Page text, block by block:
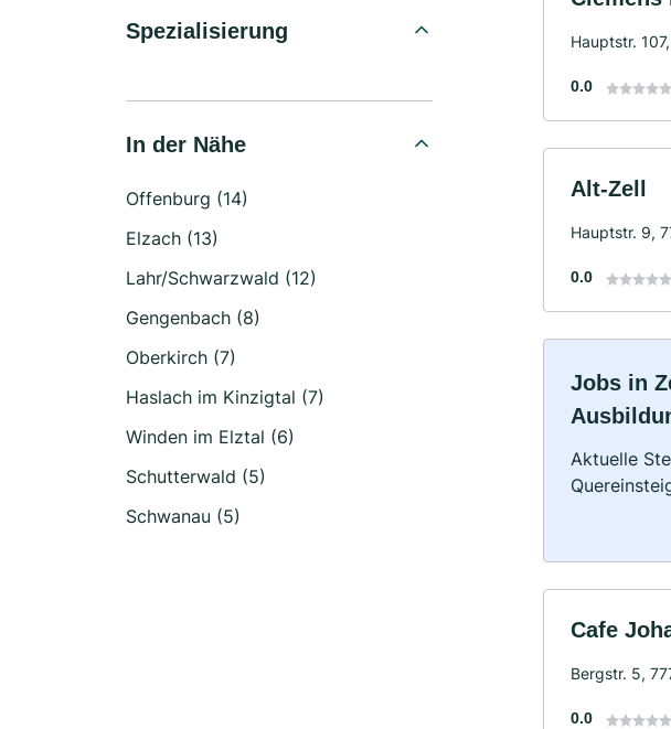
Spezialisierung
In der Nähe
Offenburg (14)
Elzach (13)
Lahr/Schwarzwald (12)
Gengenbach (8)
Oberkirch (7)
Haslach im Kinzigtal (7)
Winden im Elztal (6)
Schutterwald (5)
Schwanau (5)
Hauptstr.
0.0
Alt-Zell
Hauptstr. 9,
0.0
Jobs in
Aktuelle
Cafe
Bergstr. 5,
0.0